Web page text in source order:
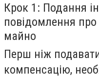
Крок 1: Подання
повідомлення
майно
Перш ніж
компенсацію,